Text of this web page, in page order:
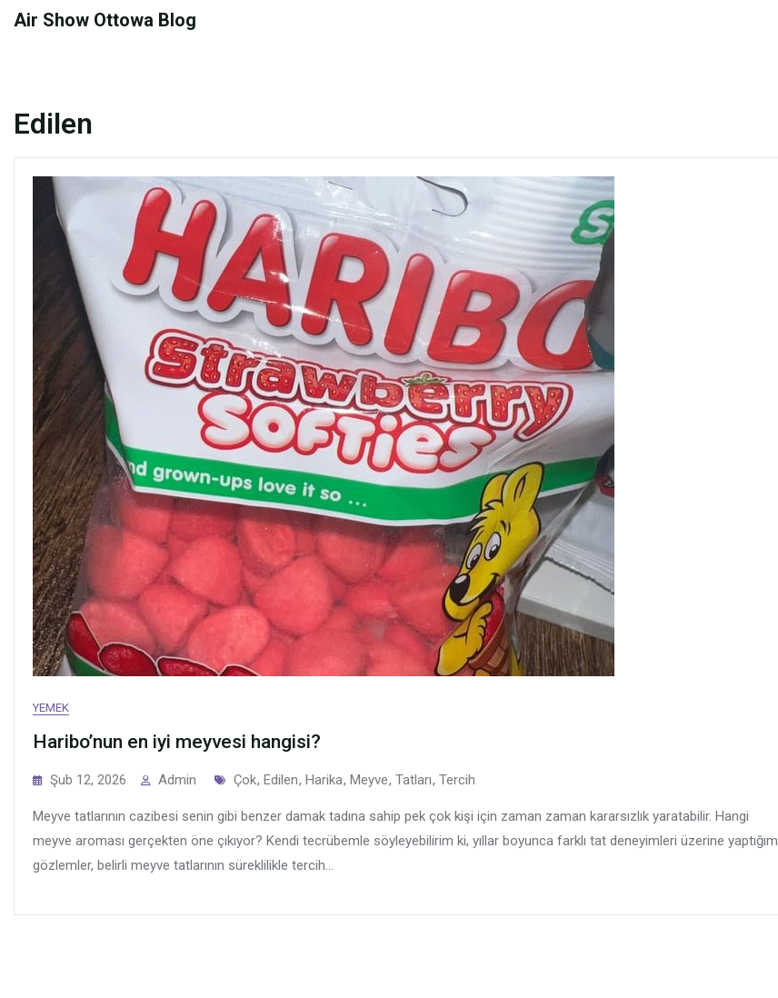
SkipAir Show Ottowa Blog
Edilen
YEMEK
Haribo’nun en iyi meyvesi hangisi?
Şub 12, 2026 Admin Tags
Çok, Edilen, Harika, Meyve, Tatları, Tercih
Meyve tatlarının cazibesi senin gibi benzer damak tadına sahip pek çok kişi için zaman zaman kararsızlık yaratabilir. Hangi
meyve aroması gerçekten öne çıkıyor? Kendi tecrübemle söyleyebilirim ki, yıllar boyunca farklı tat deneyimleri üzerine yaptığım
gözlemler, belirli meyve tatlarının süreklilikle tercih...